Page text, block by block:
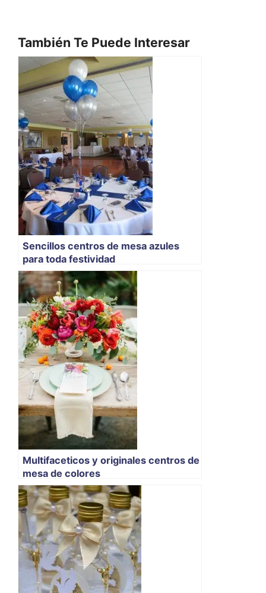
También Te Puede Interesar
Sencillos centros de mesa azules
para toda festividad
Multifaceticos y originales centros de
mesa de colores